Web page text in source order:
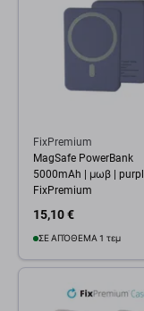
FixPremium
MagSafe PowerBank
5000mAh | μωβ |
FixPremium
15,10 €
ΣΕ ΑΠΌΘΕΜΑ 1 τεμ